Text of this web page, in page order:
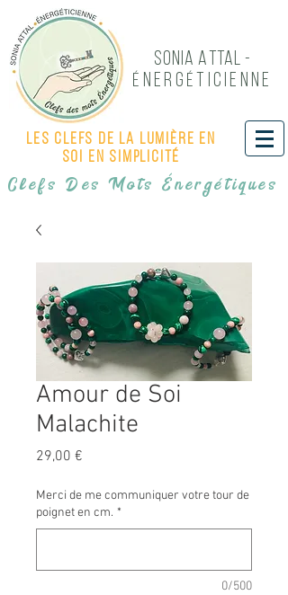
Sonia Attal -
É NERG É TICIENNE
Les Clefs de LA LUMIÈRE EN
SOI EN SIMPLICITÉ
Clefs Des Mots Énergétiques
Amour de Soi
Malachite
29,00 €
Merci de me communiquer votre tour de
poignet en cm. *
0/500